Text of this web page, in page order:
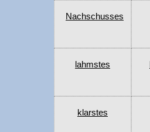
Nachschusses
lahmstes
klarstes